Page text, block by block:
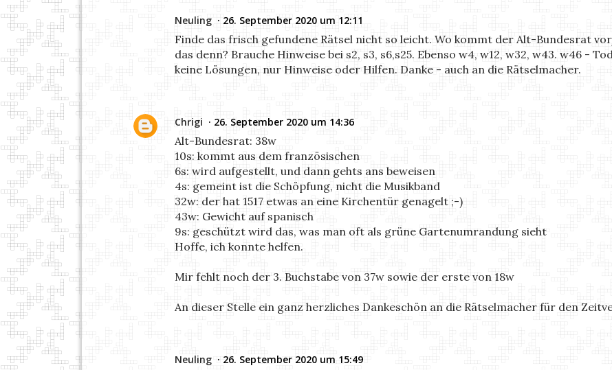
Neuling 26. September 2020 um 12:11
Finde das frisch gefundene Rätsel nicht so leicht. Wo kommt der Alt-Bundesrat
das denn? Brauche Hinweise bei s2, s3, s6,s25. Ebenso w4, w12, w32, w43. w46 -
keine Lösungen, nur Hinweise oder Hilfen. Danke - auch an die Rätselmacher.
Chrigi 26. September 2020 um 14:36
Alt-Bundesrat: 38w
10s: kommt aus dem französischen
6s: wird aufgestellt, und dann gehts ans beweisen
4s: gemeint ist die Schöpfung, nicht die Musikband
32w: der hat 1517 etwas an eine Kirchentür genagelt ;-)
43w: Gewicht auf spanisch
9s: geschützt wird das, was man oft als grüne Gartenumrandung sieht
Hoffe, ich konnte helfen.
Mir fehlt noch der 3. Buchstabe von 37w sowie der erste von 18w
An dieser Stelle ein ganz herzliches Dankeschön an die Rätselmacher für den
Neuling 26. September 2020 um 15:49